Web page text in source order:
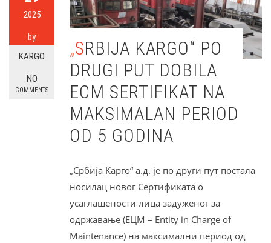
2025
by
KARGO
NO
COMMENTS
„SRBIJA KARGO“ PO
DRUGI PUT DOBILA
ECM SERTIFIKAT NA
MAKSIMALAN PERIOD
OD 5 GODINA
„Србија Карго“ а.д. је по други пут постала
носилац новог Сертификата о
усаглашености лица задуженог за
одржавање (ЕЦМ – Entity in Charge of
Maintenance) на максимални период од